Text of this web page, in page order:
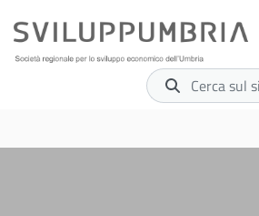
Cerca sul sito